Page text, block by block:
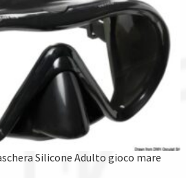
Silicone Adulto gioco mare